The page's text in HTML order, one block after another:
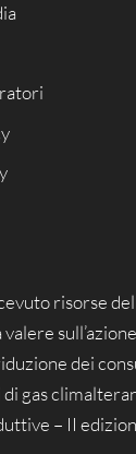
risorse
dei
gas
– II